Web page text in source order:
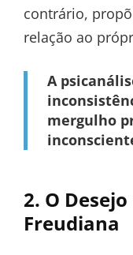
contrário,
relação ao
A
mergulho
2. O
Freudiana